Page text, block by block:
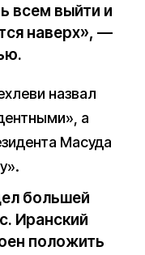
всем выйти и
наверх», —
назвал
а
Масуда
большей
Иранский
положить